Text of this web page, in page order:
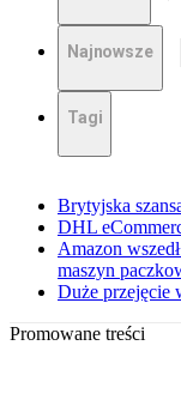
Najnowsze
Tagi
Brytyjska
DHL
Amazon
maszyn
Duże przejęcie
Promowane treści